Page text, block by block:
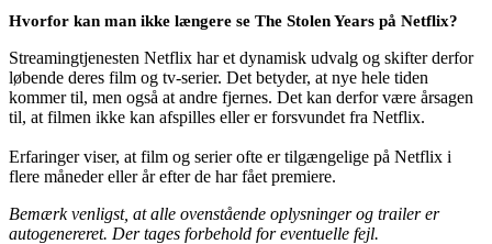
Hvorfor kan man ikke længere se The Stolen Years på Netflix?
Streamingtjenesten Netflix har et dynamisk udvalg og skifter derfor
løbende deres film og tv-serier. Det betyder, at nye hele tiden
kommer til, men også at andre fjernes. Det kan derfor være årsagen
til, at filmen ikke kan afspilles eller er forsvundet fra Netflix.
Erfaringer viser, at film og serier ofte er tilgængelige på Netflix i
flere måneder eller år efter de har fået premiere.
Bemærk venligst, at alle ovenstående oplysninger og trailer er
autogenereret. Der tages forbehold for eventuelle fejl.